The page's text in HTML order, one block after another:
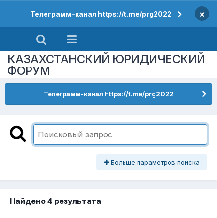
Телеграмм-канал https://t.me/prg2022 ×
КАЗАХСТАНСКИЙ ЮРИДИЧЕСКИЙ
ФОРУМ
Телеграмм-канал https://t.me/prg2022
Больше параметров поиска
Найдено 4 результата